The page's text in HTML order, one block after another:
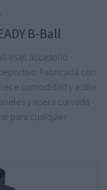
B-Ball
es el accesorio
Fabricada con
comodidad y estilo
y visera curvada
para cualquier